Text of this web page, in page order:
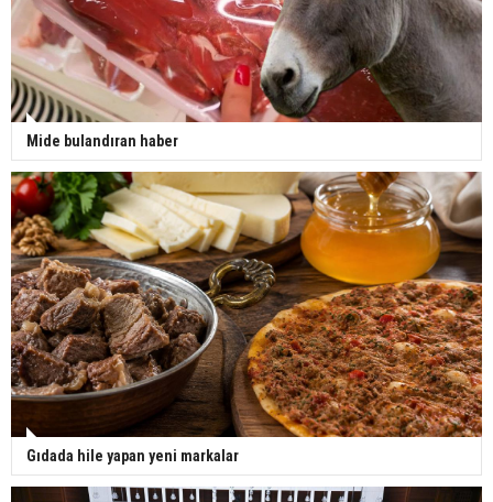
Mide bulandıran haber
Gıdada hile yapan yeni markalar